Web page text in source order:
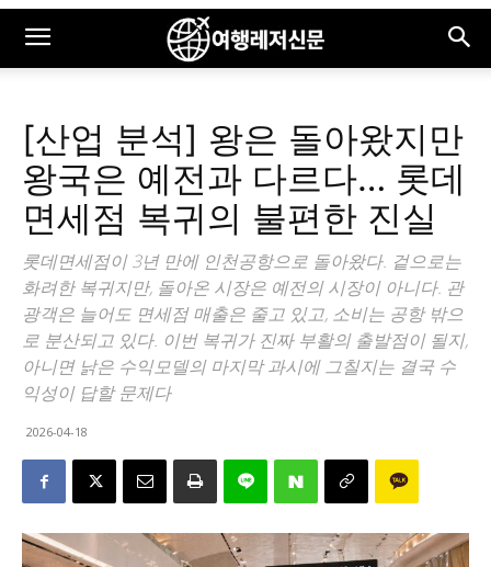
[산업 분석] 왕은 돌아왔지만
왕국은 예전과 다르다… 롯데
면세점 복귀의 불편한 진실
롯데면세점이 3년 만에 인천공항으로 돌아왔다. 겉으로는
화려한 복귀지만, 돌아온 시장은 예전의 시장이 아니다. 관
광객은 늘어도 면세점 매출은 줄고 있고, 소비는 공항 밖으
로 분산되고 있다. 이번 복귀가 진짜 부활의 출발점이 될지,
아니면 낡은 수익모델의 마지막 과시에 그칠지는 결국 수
익성이 답할 문제다
2026-04-18